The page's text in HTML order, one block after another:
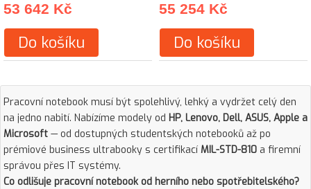
53 642 Kč
Do košíku
55 254 Kč
Do košíku
Pracovní notebook musí být spolehlivý, lehký a vydržet celý den
na jedno nabití. Nabízíme modely od HP, Lenovo, Dell, ASUS, Apple a
Microsoft — od dostupných studentských notebooků až po
prémiové business ultrabooky s certifikací MIL-STD-810 a firemní
správou přes IT systémy.
Co odlišuje pracovní notebook od herního nebo spotřebitelského?